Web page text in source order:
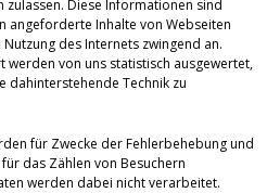
zulassen. Diese Informationen sind
angeforderte Inhalte von Webseiten
des Internets zwingend an.
von uns statistisch ausgewertet,
dahinterstehende Technik zu
für Zwecke der Fehlerbehebung und
das Zählen von Besuchern
werden dabei nicht verarbeitet.